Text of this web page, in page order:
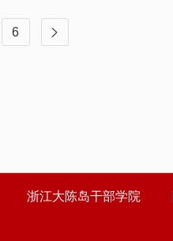
6 
浙江大陈岛干部学院